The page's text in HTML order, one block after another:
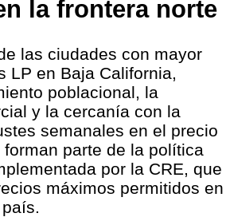
la frontera norte
las ciudades con mayor
LP en Baja California,
poblacional, la
y la cercanía con la
semanales en el precio
parte de la política
por la CRE, que
máximos permitidos en